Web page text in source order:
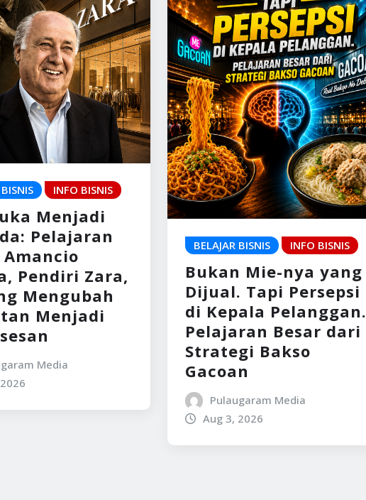
INFO BISNIS
Menjadi
Pelajaran
Amancio
Pendiri Zara,
Mengubah
Menjadi
Media
BELAJAR BISNIS INFO BISNIS
Bukan Mie-nya yang
Dijual. Tapi Persepsi
di Kepala Pelanggan.
Pelajaran Besar dari
Strategi Bakso
Gacoan
Pulaugaram Media
Aug 3, 2026